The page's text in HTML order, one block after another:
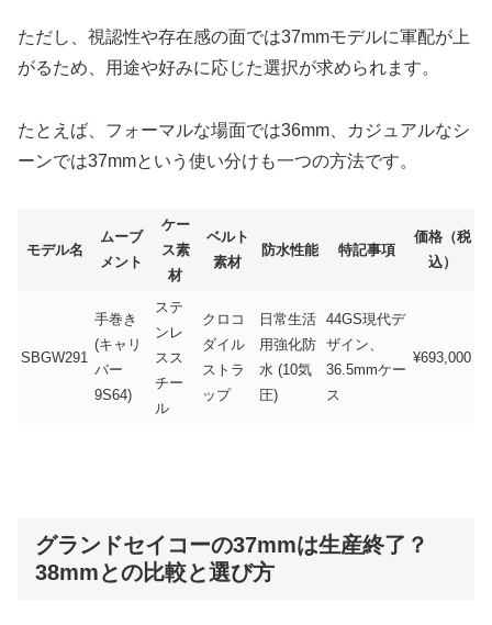
ただし、視認性や存在感の面では37mmモデルに軍配が上
がるため、用途や好みに応じた選択が求められます。
たとえば、フォーマルな場面では36mm、カジュアルなシ
ーンでは37mmという使い分けも一つの方法です。
モデル名
ムーブ
メント
ケー
ス素
材
ベルト
素材
防水性能 特記事項
価格（税
込）
SBGW291
手巻き
(キャリ
バー
9S64)
ステ
ンレ
スス
チー
ル
クロコ
ダイル
ストラ
ップ
日常生活
用強化防
水 (10気
圧)
44GS現代デ
ザイン、
36.5mmケー
ス
¥693,000
グランドセイコーの37mmは生産終了？
38mmとの比較と選び方